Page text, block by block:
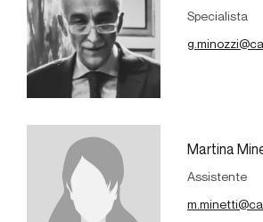
Specialista
Martina
Assistente